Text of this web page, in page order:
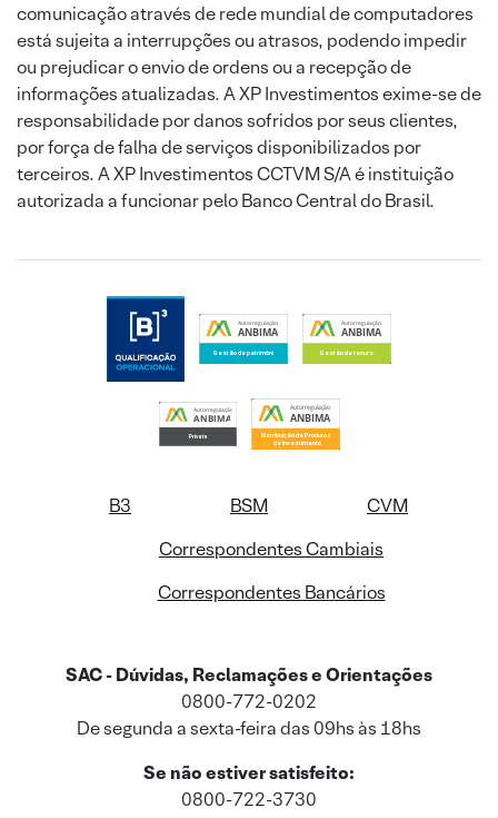
comunicação através de rede mundial de computadores
está sujeita a interrupções ou atrasos, podendo impedir
ou prejudicar o envio de ordens ou a recepção de
informações atualizadas. A XP Investimentos exime-se de
responsabilidade por danos sofridos por seus clientes,
por força de falha de serviços disponibilizados por
terceiros. A XP Investimentos CCTVM S/A é instituição
autorizada a funcionar pelo Banco Central do Brasil.
B3 BSM
CVM
Correspondentes Cambiais
Correspondentes Bancários
SAC - Dúvidas, Reclamações e Orientações
0800-772-0202
De segunda a sexta-feira das 09hs às 18hs
Se não estiver satisfeito:
0800-722-3730